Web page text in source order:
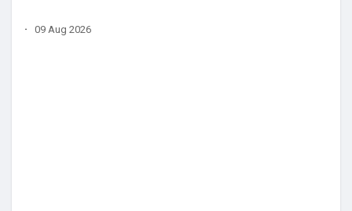
· 09 Aug 2026